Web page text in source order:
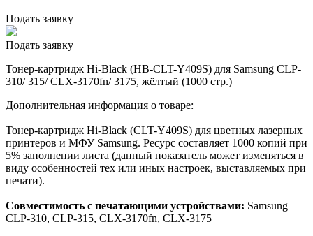
Подать заявку
Подать заявку
Тонер-картридж Hi-Black (HB-CLT-Y409S) для Samsung CLP-
310/ 315/ CLX-3170fn/ 3175, жёлтый (1000 стр.)
Дополнительная информация о товаре:
Тонер-картридж Hi-Black (CLT-Y409S) для цветных лазерных
принтеров и МФУ Samsung. Ресурс составляет 1000 копий при
5% заполнении листа (данный показатель может изменяться в
виду особенностей тех или иных настроек, выставляемых при
печати).
Совместимость с печатающими устройствами: Samsung
CLP-310, CLP-315, CLX-3170fn, CLX-3175